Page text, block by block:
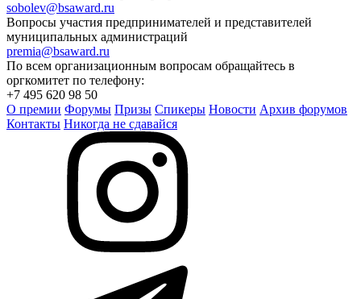
sobolev@bsaward.ru
Вопросы участия предпринимателей и представителей
муниципальных администраций
premia@bsaward.ru
По всем организационным вопросам обращайтесь в
оргкомитет по телефону:
+7 495 620 98 50
О премии Форумы Призы Спикеры Новости Архив форумов
Контакты Никогда не сдавайся